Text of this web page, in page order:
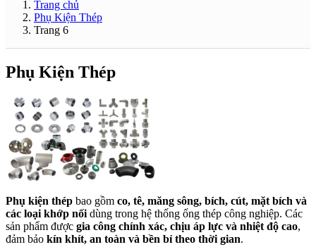
Trang chủ
Phụ Kiện Thép
Trang 6
Phụ Kiện Thép
Phụ kiện thép bao gồm co, tê, măng sông, bích, cút, mặt bích và
các loại khớp nối dùng trong hệ thống ống thép công nghiệp. Các
sản phẩm được gia công chính xác, chịu áp lực và nhiệt độ cao,
đảm bảo kín khít, an toàn và bền bỉ theo thời gian.